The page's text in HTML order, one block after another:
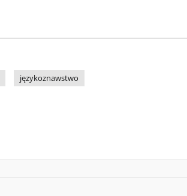
językoznawstwo